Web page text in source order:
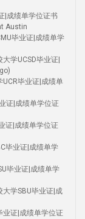
|成绩单学位证书
Austin
毕业证|成绩单学
学UCSD毕业证|
毕业证|成绩单
证|成绩单学位证
证|成绩单学位证
毕业证|成绩单学
毕业证|成绩单学
学SBU毕业证|成
业证|成绩单学位证